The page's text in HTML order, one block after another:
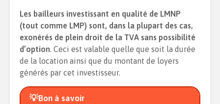
Les bailleurs investissant en qualité de LMNP
(tout comme LMP) sont, dans la plupart des cas,
exonérés de plein droit de la TVA sans possibilité
d’option. Ceci est valable quelle que soit la durée
de la location ainsi que du montant de loyers
générés par cet investisseur.
💡Bon à savoir